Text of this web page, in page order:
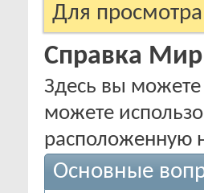
Для
Справка
Здесь вы можете
можете
расположенную
Основные